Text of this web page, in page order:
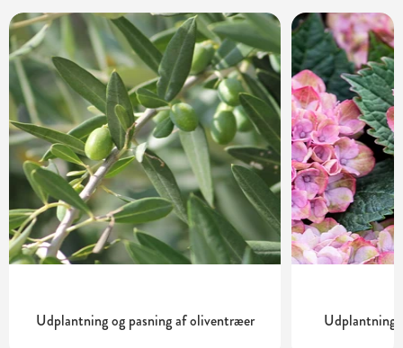
Udplantning og pasning af oliventræer Udplantning